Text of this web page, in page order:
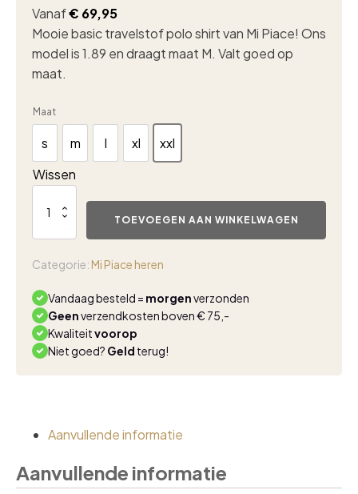
Vanaf€ 69,95
Mooie basic travelstof polo shirt van Mi Piace! Ons
model is 1.89 en draagt maat M. Valt goed op
maat.
Maat
s
s
m
m
l
l
xl
xl
xxl
xxl
Wissen
mi
sand
aantal
TOEVOEGEN AAN WINKELWAGEN
Categorie: Mi Piace heren
Vandaag besteld = morgenverzonden
Geenverzendkosten boven € 75,-
Kwaliteitvoorop
Niet goed? Geld terug!
Aanvullende informatie
Aanvullende informatie